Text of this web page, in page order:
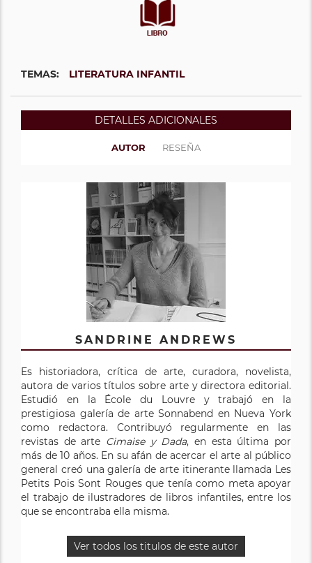
TEMAS: LITERATURA INFANTIL
DETALLES ADICIONALES
AUTOR RESEÑA
SANDRINE ANDREWS
Es historiadora, crítica de arte, curadora, novelista,
autora de varios títulos sobre arte y directora editorial.
Estudió en la École du Louvre y trabajó en la
prestigiosa galería de arte Sonnabend en Nueva York
como redactora. Contribuyó regularmente en las
revistas de arte Cimaise y Dada, en esta última por
más de 10 años. En su afán de acercar el arte al público
general creó una galería de arte itinerante llamada Les
Petits Pois Sont Rouges que tenía como meta apoyar
el trabajo de ilustradores de libros infantiles, entre los
que se encontraba ella misma.
Ver todos los titulos de este autor